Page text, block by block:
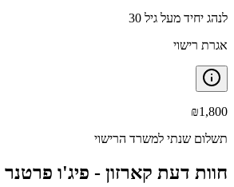
לנהג יחיד מעל גיל 30
אגרת רישוי
₪1,800
תשלום שנתי למשרד הרישוי
חוות דעת קארזון - פיג'ו פרטנר